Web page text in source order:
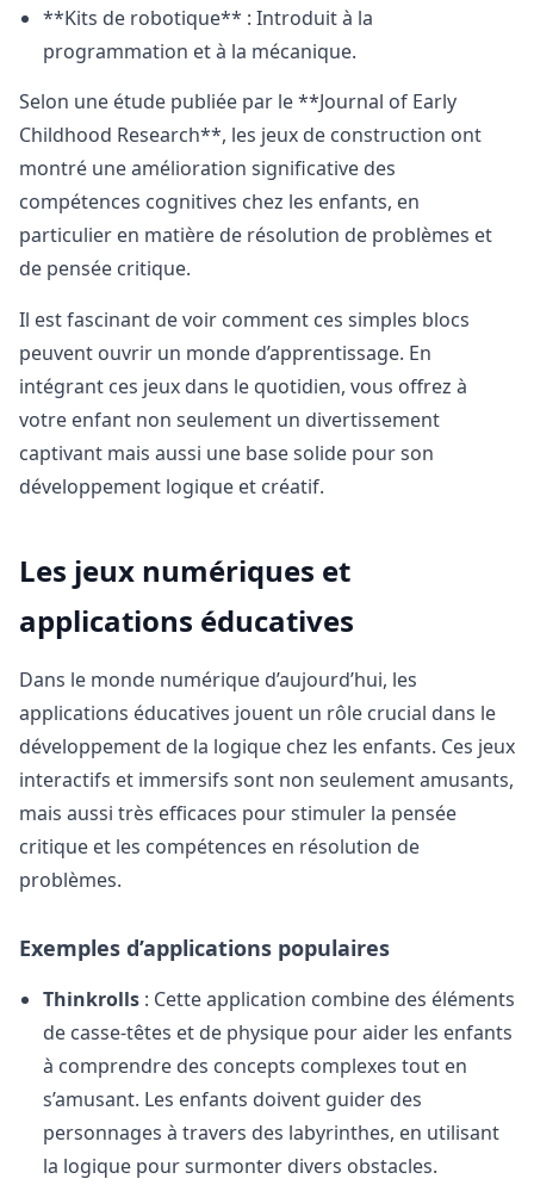
**Kits de robotique** : Introduit à la
programmation et à la mécanique.
Selon une étude publiée par le **Journal of Early
Childhood Research**, les jeux de construction ont
montré une amélioration significative des
compétences cognitives chez les enfants, en
particulier en matière de résolution de problèmes et
de pensée critique.
Il est fascinant de voir comment ces simples blocs
peuvent ouvrir un monde d’apprentissage. En
intégrant ces jeux dans le quotidien, vous offrez à
votre enfant non seulement un divertissement
captivant mais aussi une base solide pour son
développement logique et créatif.
Les jeux numériques et
applications éducatives
Dans le monde numérique d’aujourd’hui, les
applications éducatives jouent un rôle crucial dans le
développement de la logique chez les enfants. Ces jeux
interactifs et immersifs sont non seulement amusants,
mais aussi très efficaces pour stimuler la pensée
critique et les compétences en résolution de
problèmes.
Exemples d’applications populaires
Thinkrolls : Cette application combine des éléments
de casse-têtes et de physique pour aider les enfants
à comprendre des concepts complexes tout en
s’amusant. Les enfants doivent guider des
personnages à travers des labyrinthes, en utilisant
la logique pour surmonter divers obstacles.